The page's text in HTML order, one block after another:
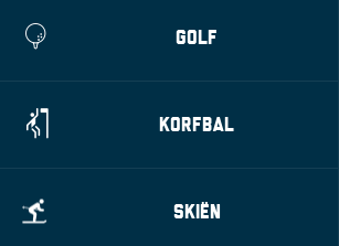
GOLF
KORFBAL
SKIËN